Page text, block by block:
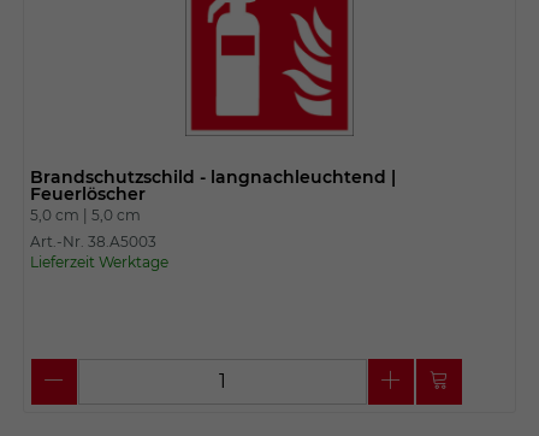
Brandschutzschild - langnachleuchtend |
Feuerlöscher
5,0 cm | 5,0 cm
Art.-Nr. 38.A5003
Lieferzeit Werktage